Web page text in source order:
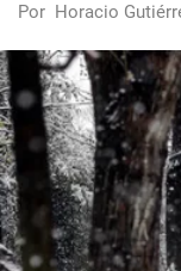
Por Horacio